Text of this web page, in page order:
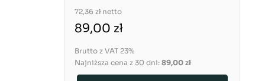
72,36 zł netto
89,00 zł
Brutto z VAT 23%
Najniższa cena z 30 dni: 89,00 zł